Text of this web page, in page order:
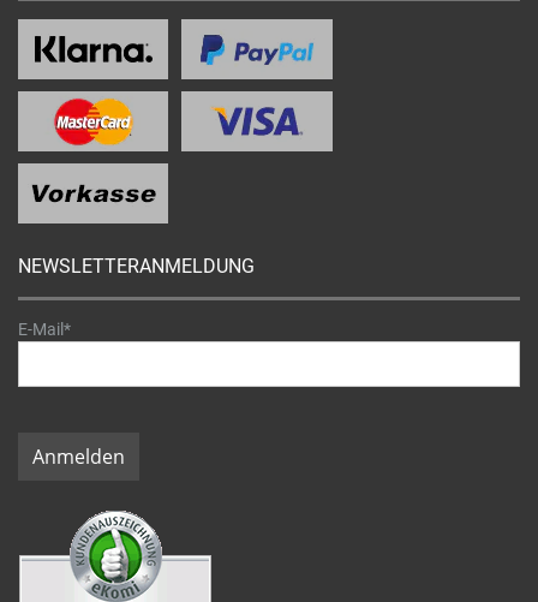
NEWSLETTERANMELDUNG
E-Mail*
Anmelden